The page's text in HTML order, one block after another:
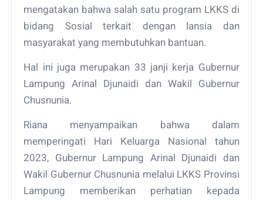
mengatakan bahwa salah satu program LKKS di
bidang Sosial terkait dengan lansia dan
masyarakat yang membutuhkan bantuan.
Hal ini juga merupakan 33 janji kerja Gubernur
Lampung Arinal Djunaidi dan Wakil Gubernur
Chusnunia.
Riana menyampaikan bahwa dalam
memperingati Hari Keluarga Nasional tahun
2023, Gubernur Lampung Arinal Djunaidi dan
Wakil Gubernur Chusnunia melalui LKKS Provinsi
Lampung memberikan perhatian kepada